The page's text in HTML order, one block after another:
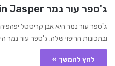
ג'ספר עור נמר Leopard Skin Jasper
ג'ספר עור נמר היא אבן קריסטל
ובתכונות הריפוי שלה. ג'ספר עור
לחץ להמשך »